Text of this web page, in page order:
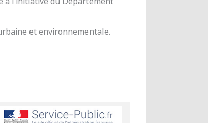
et environnementale.